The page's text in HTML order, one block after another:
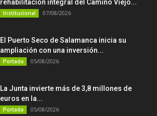
rehabilitación integral del Camino Viejo...
Institucional 07/08/2026
El Puerto Seco de Salamanca inicia su
ampliación con una inversión...
Portada 05/08/2026
La Junta invierte más de 3,8 millones de
euros en la...
Portada 05/08/2026